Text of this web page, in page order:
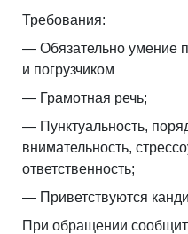
Требования:
— Обязательно умение
и погрузчиком
— Грамотная речь;
— Пунктуальность,
внимательность,
ответственность;
— Приветствуются
При обращении